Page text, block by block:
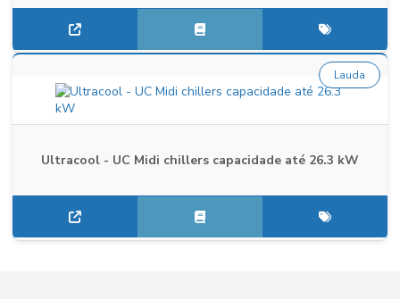
Ultracool - UC Midi chillers capacidade até 26.3 kW
Lauda